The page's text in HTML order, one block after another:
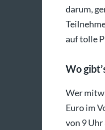
darum,
auf tolle
Wo
Wer
Euro im
von 9